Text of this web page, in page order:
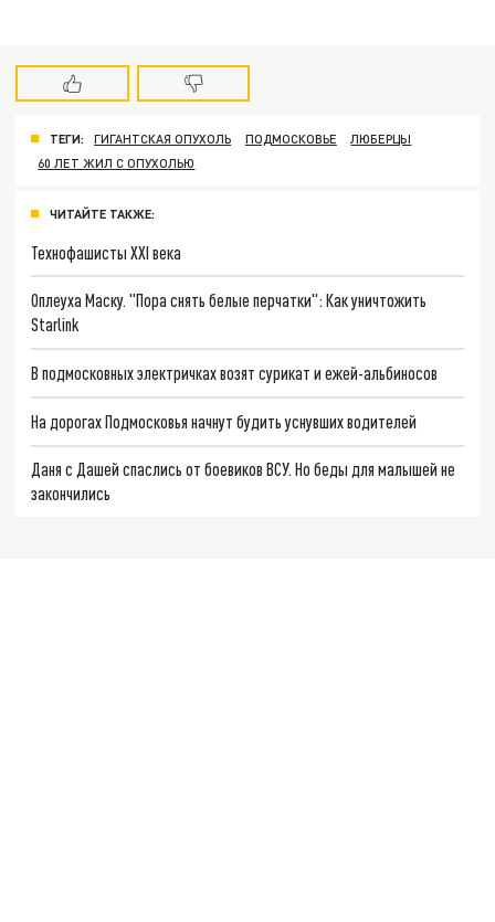
ТЕГИ: ГИГАНТСКАЯ ОПУХОЛЬ ПОДМОСКОВЬЕ
ЛЮБЕРЦЫ
60 ЛЕТ ЖИЛ С ОПУХОЛЬЮ
ЧИТАЙТЕ ТАКЖЕ:
Технофашисты XXI века
Оплеуха Маску. "Пора снять белые перчатки": Как уничтожить
Starlink
В подмосковных электричках возят сурикат и ежей-альбиносов
На дорогах Подмосковья начнут будить уснувших водителей
Даня с Дашей спаслись от боевиков ВСУ. Но беды для малышей не
закончились